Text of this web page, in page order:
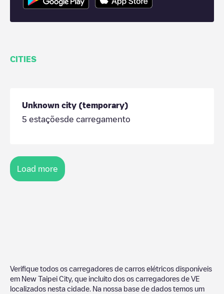
CITIES
Unknown city (temporary)
5 estaçõesde carregamento
Load more
Verifique todos os carregadores de carros elétricos disponíveis
em New Taipei City, que incluito dos os carregadores de VE
localizados nesta cidade. Na nossa base de dados temos um